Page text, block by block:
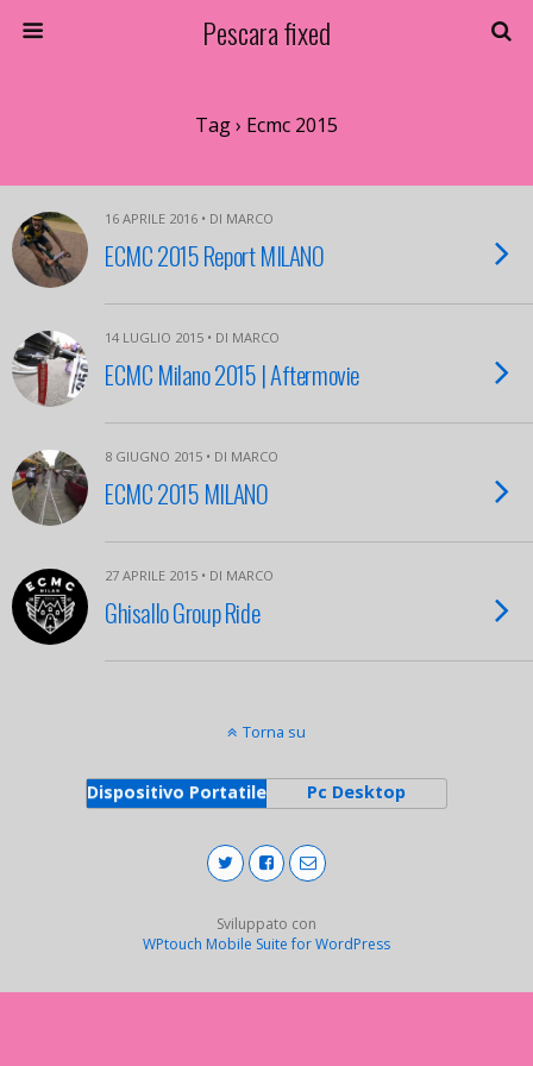
Pescara fixed
Tag › Ecmc 2015
16 APRILE 2016 • DI MARCO
ECMC 2015 Report MILANO
14 LUGLIO 2015 • DI MARCO
ECMC Milano 2015 | Aftermovie
8 GIUGNO 2015 • DI MARCO
ECMC 2015 MILANO
27 APRILE 2015 • DI MARCO
Ghisallo Group Ride
Torna su
Dispositivo Portatile Pc Desktop
Sviluppato con
WPtouch Mobile Suite for WordPress